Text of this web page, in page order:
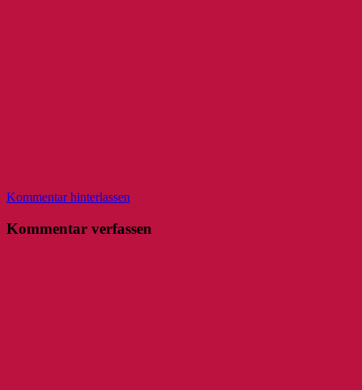
Kommentar hinterlassen
Kommentar verfassen